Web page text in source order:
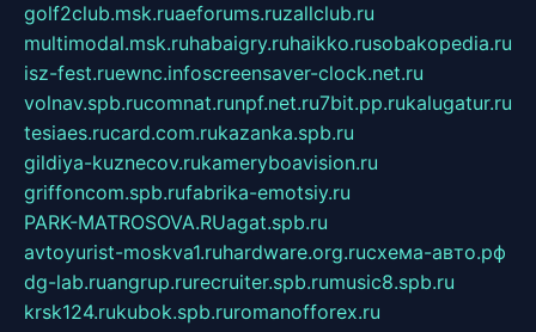
golf2club.msk.ruaeforums.ruzallclub.ru
multimodal.msk.ruhabaigry.ruhaikko.rusobakopedia.ru
isz-fest.ruewnc.infoscreensaver-clock.net.ru
volnav.spb.rucomnat.runpf.net.ru7bit.pp.rukalugatur.ru
tesiaes.rucard.com.rukazanka.spb.ru
gildiya-kuznecov.rukameryboavision.ru
griffoncom.spb.rufabrika-emotsiy.ru
PARK-MATROSOVA.RUagat.spb.ru
avtoyurist-moskva1.ruhardware.org.ruсхема-авто.рф
dg-lab.ruangrup.rurecruiter.spb.rumusic8.spb.ru
krsk124.rukubok.spb.ruromanofforex.ru